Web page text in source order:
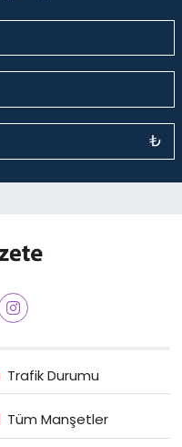
₺
Trafik Durumu
Tüm Manşetler